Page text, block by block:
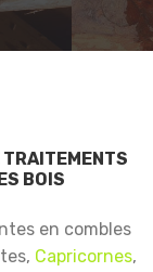
BOIS
en combles
Capricornes,